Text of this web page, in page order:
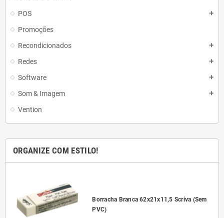
POS
add
Promoções
Recondicionados
add
Redes add
Software add
Som & Imagem add
Vention
ORGANIZE COM ESTILO!
Borracha Branca 62x21x11,5 Scriva (Sem
PVC)